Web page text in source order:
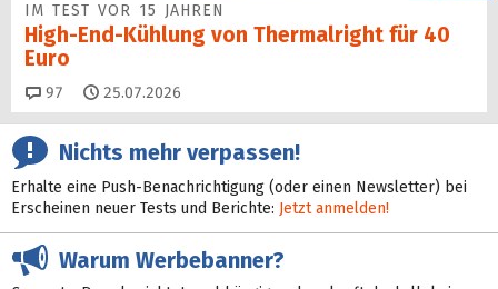
IM TEST VOR 15 JAHREN
High-End-Kühlung von Thermalright für 40
Euro
97 Kommentare
25.07.2026
Nichts mehr verpassen!
Erhalte eine Push-Benachrichtigung (oder einen Newsletter) bei
Erscheinen neuer Tests und Berichte: Jetzt anmelden!
Warum Werbebanner?